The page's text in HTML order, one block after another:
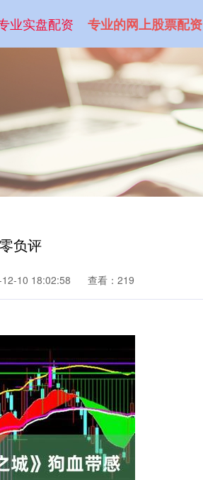
业实盘配资 专业的网上股票配资
负评
10 18:02:58 查看：219